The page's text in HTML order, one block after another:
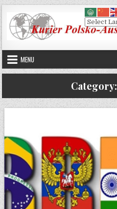
Skip to content
MENU
Category: